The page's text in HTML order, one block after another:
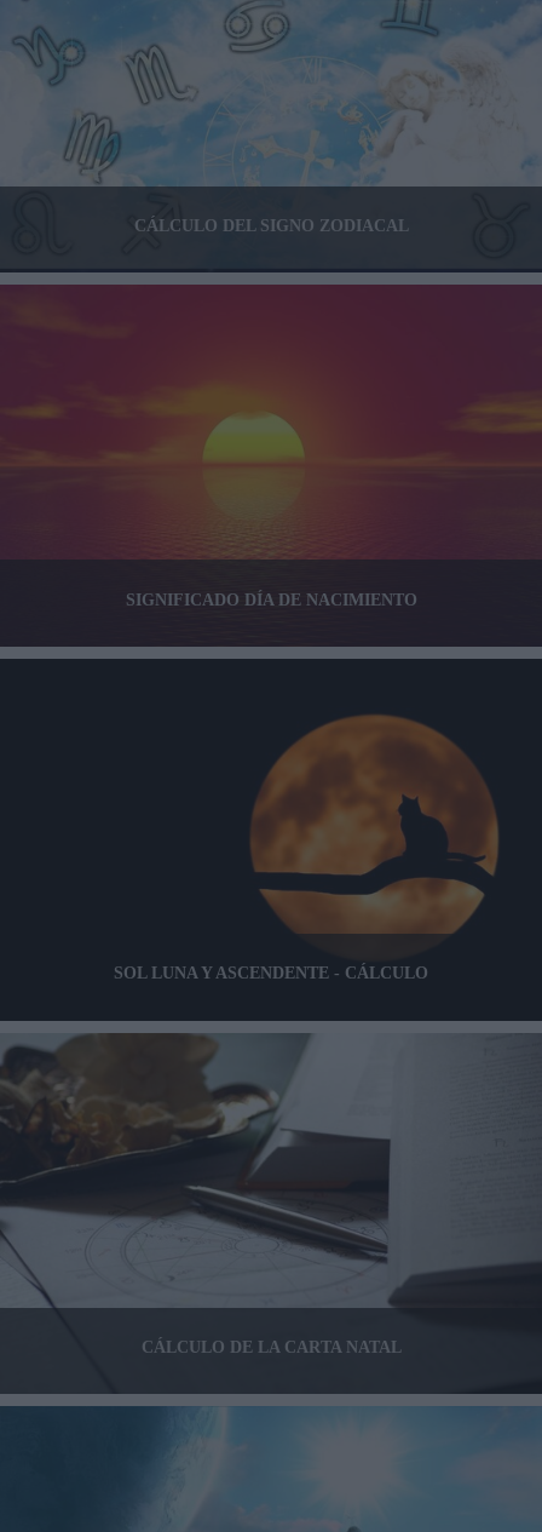
CÁLCULO DEL SIGNO ZODIACAL
SIGNIFICADO DÍA DE NACIMIENTO
SOL LUNA Y ASCENDENTE - CÁLCULO
CÁLCULO DE LA CARTA NATAL